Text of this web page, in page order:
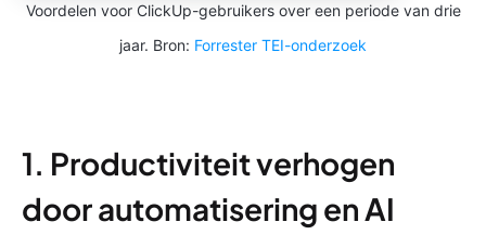
Voordelen voor ClickUp-gebruikers over een periode van drie
jaar. Bron: Forrester TEI-onderzoek
1. Productiviteit verhogen
door automatisering en AI